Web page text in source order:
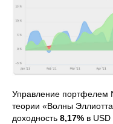
Управление портфелем
теории «Волны
доходность 8,17% в USD